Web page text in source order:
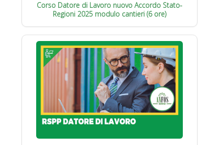
Corso Datore di Lavoro nuovo Accordo Stato-
Regioni 2025 modulo cantieri (6 ore)